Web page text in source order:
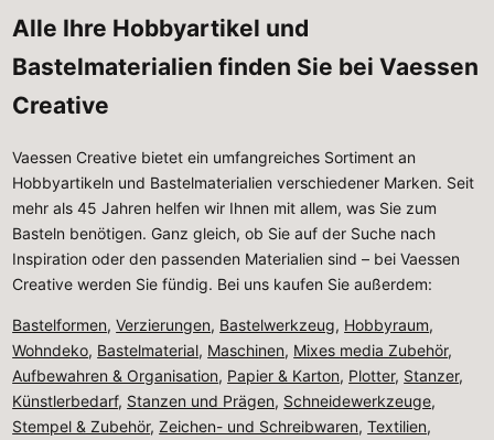
Alle Ihre Hobbyartikel und
Bastelmaterialien finden Sie bei Vaessen
Creative
Vaessen Creative bietet ein umfangreiches Sortiment an
Hobbyartikeln und Bastelmaterialien verschiedener Marken. Seit
mehr als 45 Jahren helfen wir Ihnen mit allem, was Sie zum
Basteln benötigen. Ganz gleich, ob Sie auf der Suche nach
Inspiration oder den passenden Materialien sind – bei Vaessen
Creative werden Sie fündig. Bei uns kaufen Sie außerdem:
Bastelformen,Verzierungen, Bastelwerkzeug, Hobbyraum,
Wohndeko, Bastelmaterial, Maschinen, Mixes media Zubehör,
Aufbewahren & Organisation, Papier & Karton, Plotter, Stanzer,
Künstlerbedarf, Stanzen und Prägen, Schneidewerkzeuge,
Stempel & Zubehör,Zeichen- und Schreibwaren,Textilien,